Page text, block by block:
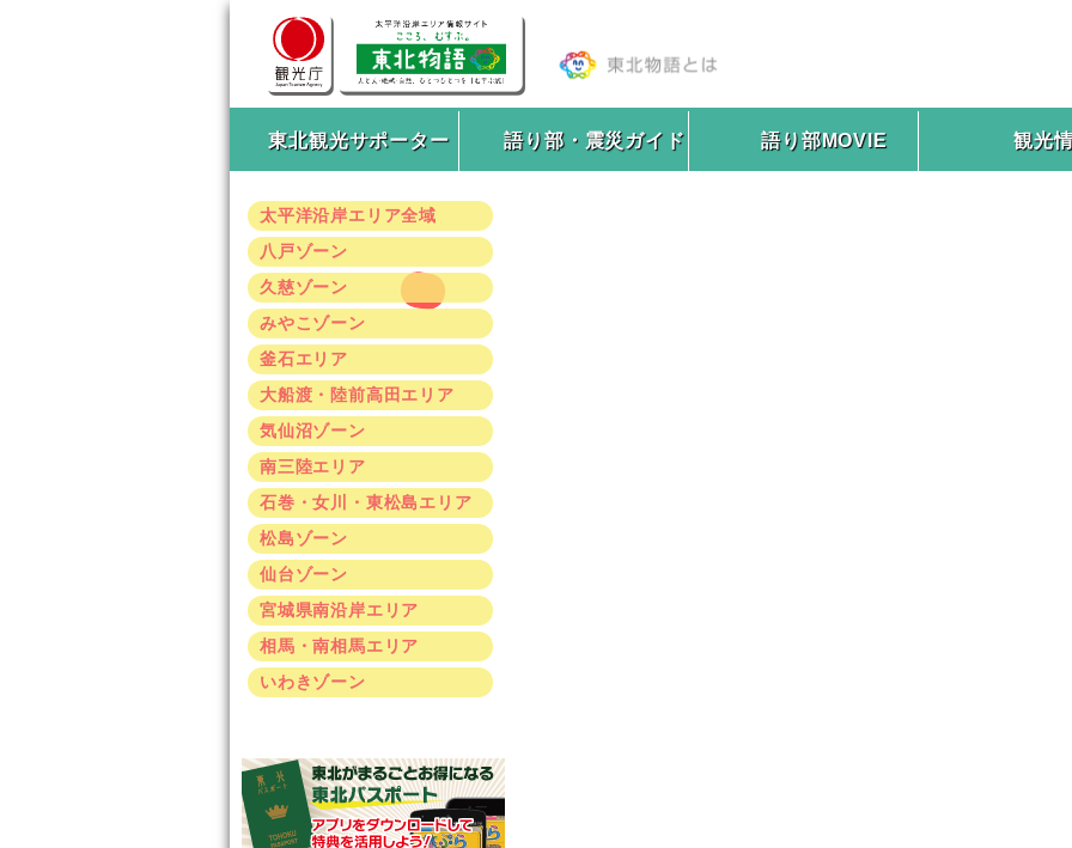
東北観光サポーター 語り部・震災ガイド 語り部MOVIE 観光
太平洋沿岸エリア全域
八戸ゾーン
久慈ゾーン
みやこゾーン
釜石エリア
大船渡・陸前高田エリア
気仙沼ゾーン
南三陸エリア
石巻・女川・東松島エリア
松島ゾーン
仙台ゾーン
宮城県南沿岸エリア
相馬・南相馬エリア
いわきゾーン